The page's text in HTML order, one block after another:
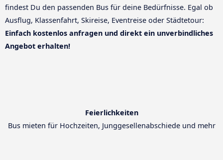
findest Du den passenden Bus für deine Bedürfnisse. Egal ob
Ausflug, Klassenfahrt, Skireise, Eventreise oder Städtetour:
Einfach kostenlos anfragen und direkt ein unverbindliches
Angebot erhalten!
Feierlichkeiten
Bus mieten für Hochzeiten, Junggesellenabschiede und mehr